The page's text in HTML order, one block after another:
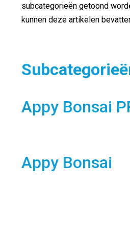
Русский
subcategorieën getoond
kunnen deze artikelen
Appy Bonsai
Appy Bonsai